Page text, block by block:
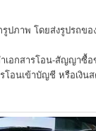
รูปภาพ โดยส่งรูปรถข
เอกสารโอน-สัญญาซื้อ
โอนเข้าบัญชี หรือเงิน